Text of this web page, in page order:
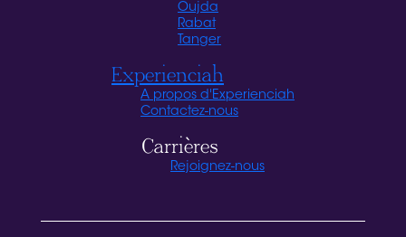
Oujda
Rabat
Tanger
Experienciah
A propos d'Experienciah
Contactez-nous
Carrières
Rejoignez-nous